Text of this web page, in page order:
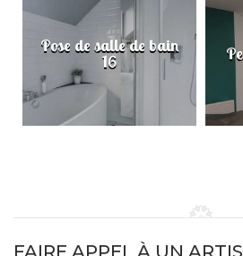
Pose de salle de bain
16
FAIRE APPEL À UN